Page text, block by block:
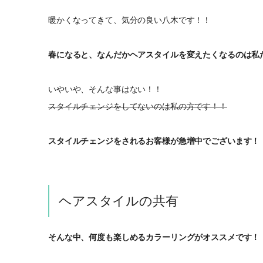
暖かくなってきて、気分の良い八木です！！
春になると、なんだかヘアスタイルを変えたくなるのは私
いやいや、そんな事はない！！
スタイルチェンジをしてないのは私の方です！！
スタイルチェンジをされるお客様が急増中でございます！
ヘアスタイルの共有
そんな中、何度も楽しめるカラーリングがオススメです！